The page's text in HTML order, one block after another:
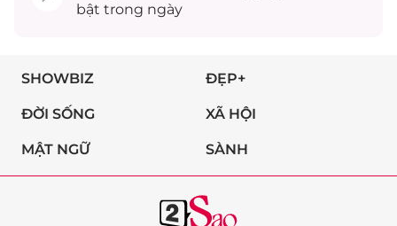
bật trong ngày
SHOWBIZ ĐẸP+
ĐỜI SỐNG XÃ HỘI
MẬT NGỮ SÀNH